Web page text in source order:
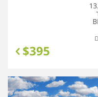
בין
$395